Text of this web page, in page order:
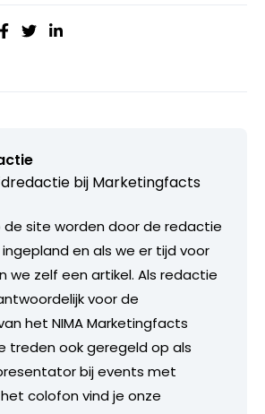
bij Marketingfacts
de site worden door de redactie
en als we er tijd voor
we zelf een artikel. Als redactie
voor de
het NIMA Marketingfacts
treden ook geregeld op als
bij events met
colofon vind je onze